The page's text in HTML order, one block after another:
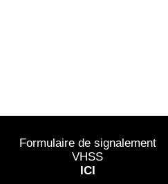
Formulaire de signalement
VHSS
ICI